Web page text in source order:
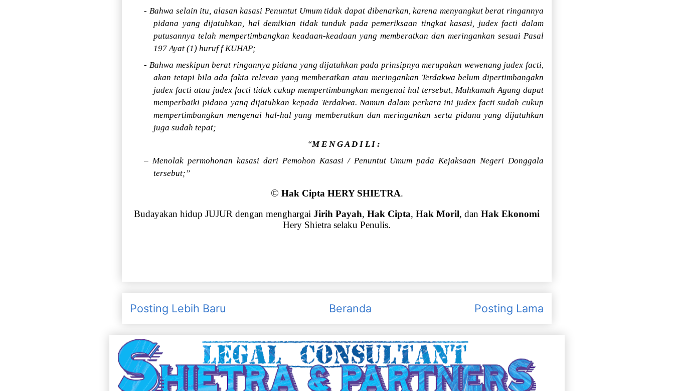
- Bahwa selain itu, alasan kasasi Penuntut Umum tidak dapat dibenarkan, karena menyangkut berat ringannya
pidana yang dijatuhkan, hal demikian tidak tunduk pada pemeriksaan tingkat kasasi, judex facti dalam
putusannya telah mempertimbangkan keadaan-keadaan yang memberatkan dan meringankan sesuai Pasal
197 Ayat (1) huruf f KUHAP;
- Bahwa meskipun berat ringannya pidana yang dijatuhkan pada prinsipnya merupakan wewenang judex facti,
akan tetapi bila ada fakta relevan yang memberatkan atau meringankan Terdakwa belum dipertimbangakn
judex facti atau judex facti tidak cukup mempertimbangkan mengenai hal tersebut, Mahkamah Agung dapat
memperbaiki pidana yang dijatuhkan kepada Terdakwa. Namun dalam perkara ini judex facti sudah cukup
mempertimbangkan mengenai hal-hal yang memberatkan dan meringankan serta pidana yang dijatuhkan
juga sudah tepat;
“M E N G A D I L I :
– Menolak permohonan kasasi dari Pemohon Kasasi / Penuntut Umum pada Kejaksaan Negeri Donggala
tersebut;”
© Hak Cipta HERY SHIETRA.
Budayakan hidup JUJUR dengan menghargai Jirih Payah, Hak Cipta, Hak Moril, dan Hak Ekonomi
Hery Shietra selaku Penulis.
Posting Lebih Baru Posting Lama
Beranda